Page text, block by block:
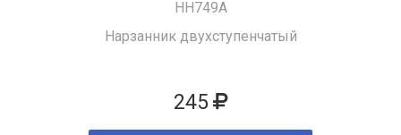
HH749A
Нарзанник двухступенчатый
245